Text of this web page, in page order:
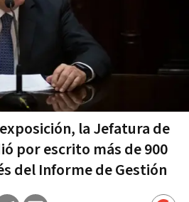
la Jefatura de
por escrito más de 900
del Informe de Gestión